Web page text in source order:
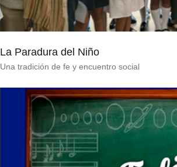
La Paradura del Niño
Una tradición de fe y encuentro social